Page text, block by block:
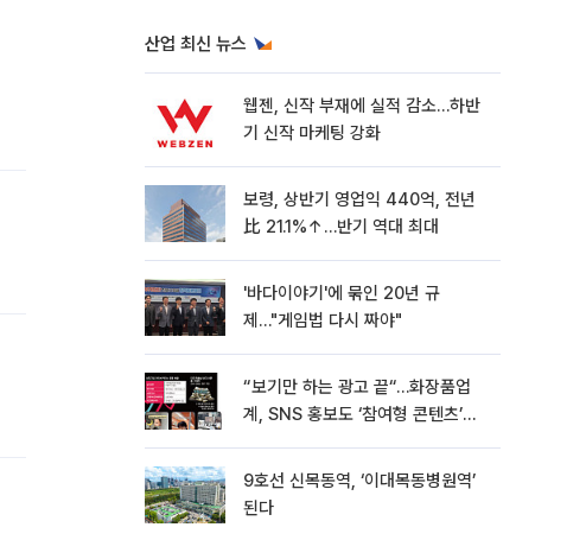
산업 최신 뉴스
웹젠, 신작 부재에 실적 감소…하반
기 신작 마케팅 강화
보령, 상반기 영업익 440억, 전년
比 21.1%↑…반기 역대 최대
'바다이야기'에 묶인 20년 규
제…"게임법 다시 짜야"
“보기만 하는 광고 끝“…화장품업
계, SNS 홍보도 ‘참여형 콘텐츠’로
9호선 신목동역, ‘이대목동병원역’
된다